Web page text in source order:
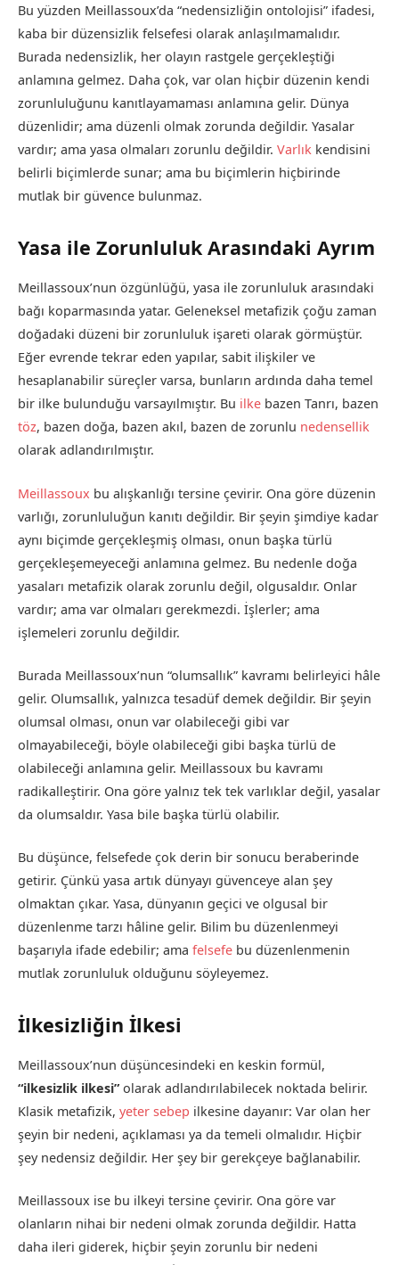
Bu yüzden Meillassoux’da “nedensizliğin ontolojisi” ifadesi,
kaba bir düzensizlik felsefesi olarak anlaşılmamalıdır.
Burada nedensizlik, her olayın rastgele gerçekleştiği
anlamına gelmez. Daha çok, var olan hiçbir düzenin kendi
zorunluluğunu kanıtlayamaması anlamına gelir. Dünya
düzenlidir; ama düzenli olmak zorunda değildir. Yasalar
vardır; ama yasa olmaları zorunlu değildir. Varlık kendisini
belirli biçimlerde sunar; ama bu biçimlerin hiçbirinde
mutlak bir güvence bulunmaz.
Yasa ile Zorunluluk Arasındaki Ayrım
Meillassoux’nun özgünlüğü, yasa ile zorunluluk arasındaki
bağı koparmasında yatar. Geleneksel metafizik çoğu zaman
doğadaki düzeni bir zorunluluk işareti olarak görmüştür.
Eğer evrende tekrar eden yapılar, sabit ilişkiler ve
hesaplanabilir süreçler varsa, bunların ardında daha temel
bir ilke bulunduğu varsayılmıştır. Bu ilke bazen Tanrı, bazen
töz, bazen doğa, bazen akıl, bazen de zorunlu nedensellik
olarak adlandırılmıştır.
Meillassoux bu alışkanlığı tersine çevirir. Ona göre düzenin
varlığı, zorunluluğun kanıtı değildir. Bir şeyin şimdiye kadar
aynı biçimde gerçekleşmiş olması, onun başka türlü
gerçekleşemeyeceği anlamına gelmez. Bu nedenle doğa
yasaları metafizik olarak zorunlu değil, olgusaldır. Onlar
vardır; ama var olmaları gerekmezdi. İşlerler; ama
işlemeleri zorunlu değildir.
Burada Meillassoux’nun “olumsallık” kavramı belirleyici hâle
gelir. Olumsallık, yalnızca tesadüf demek değildir. Bir şeyin
olumsal olması, onun var olabileceği gibi var
olmayabileceği, böyle olabileceği gibi başka türlü de
olabileceği anlamına gelir. Meillassoux bu kavramı
radikalleştirir. Ona göre yalnız tek tek varlıklar değil, yasalar
da olumsaldır. Yasa bile başka türlü olabilir.
Bu düşünce, felsefede çok derin bir sonucu beraberinde
getirir. Çünkü yasa artık dünyayı güvenceye alan şey
olmaktan çıkar. Yasa, dünyanın geçici ve olgusal bir
düzenlenme tarzı hâline gelir. Bilim bu düzenlenmeyi
başarıyla ifade edebilir; ama felsefe bu düzenlenmenin
mutlak zorunluluk olduğunu söyleyemez.
İlkesizliğin İlkesi
Meillassoux’nun düşüncesindeki en keskin formül,
“ilkesizlik ilkesi” olarak adlandırılabilecek noktada belirir.
Klasik metafizik, yeter sebep ilkesine dayanır: Var olan her
şeyin bir nedeni, açıklaması ya da temeli olmalıdır. Hiçbir
şey nedensiz değildir. Her şey bir gerekçeye bağlanabilir.
Meillassoux ise bu ilkeyi tersine çevirir. Ona göre var
olanların nihai bir nedeni olmak zorunda değildir. Hatta
daha ileri giderek, hiçbir şeyin zorunlu bir nedeni